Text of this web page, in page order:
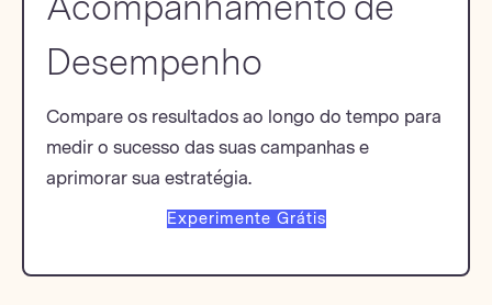
Acompanhamento de
Desempenho
Compare os resultados ao longo do tempo para
medir o sucesso das suas campanhas e
aprimorar sua estratégia.
Experimente Grátis